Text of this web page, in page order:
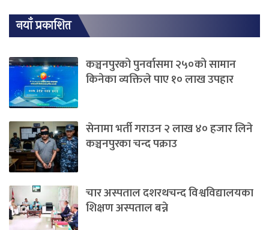
नयाँ प्रकाशित
कञ्चनपुरको पुनर्वासमा २५०को सामान
किनेका व्यक्तिले पाए १० लाख उपहार
सेनामा भर्ती गराउन २ लाख ४० हजार लिने
कञ्चनपुरका चन्द पक्राउ
चार अस्पताल दशरथचन्द विश्वविद्यालयका
शिक्षण अस्पताल बन्ने